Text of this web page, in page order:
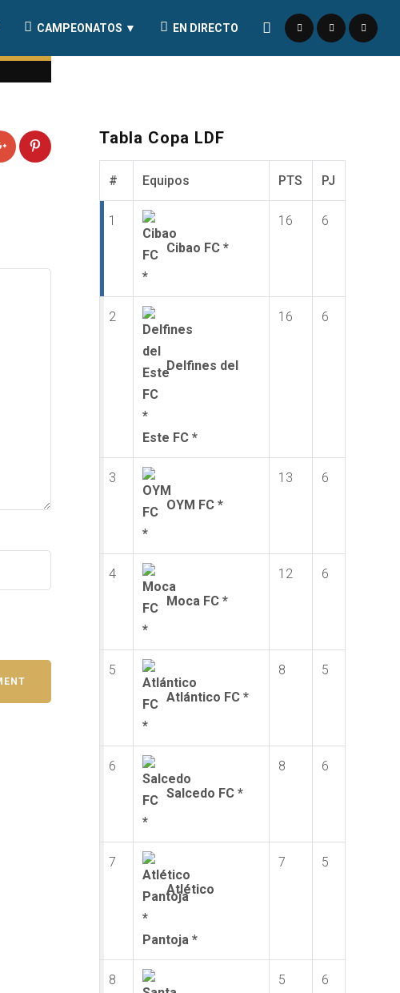
CAMPEONATOS ▼ EN DIRECTO
Tabla Copa LDF
# Equipos PTS PJ
1
Cibao FC *
16 6
2
Delfines del
Este FC *
16 6
3
OYM FC *
13 6
4
Moca FC *
12 6
5
Atlántico FC *
8 5
6
Salcedo FC *
8 6
7
Atlético
Pantoja *
7 5
8 5 6